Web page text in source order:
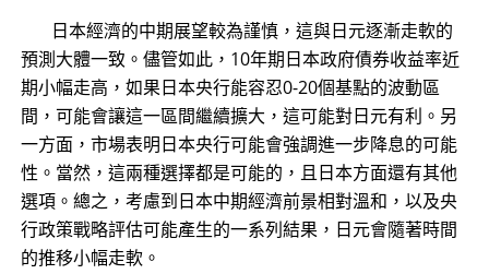
日本經濟的中期展望較為謹慎，這與日元逐漸走軟的
預測大體一致。儘管如此，10年期日本政府債券收益率近
期小幅走高，如果日本央行能容忍0-20個基點的波動區
間，可能會讓這一區間繼續擴大，這可能對日元有利。另
一方面，市場表明日本央行可能會強調進一步降息的可能
性。當然，這兩種選擇都是可能的，且日本方面還有其他
選項。總之，考慮到日本中期經濟前景相對溫和，以及央
行政策戰略評估可能產生的一系列結果，日元會隨著時間
的推移小幅走軟。